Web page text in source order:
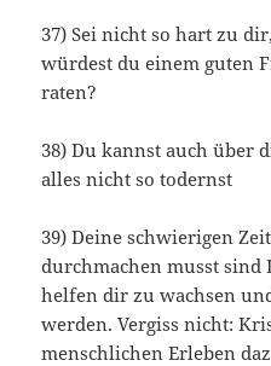
37) Sei nicht so hart zu
würdest du einem guten
raten?
38) Du kannst auch über
alles nicht so todernst
39) Deine schwierigen
durchmachen musst sind
helfen dir zu wachsen
werden. Vergiss nicht:
menschlichen Erleben